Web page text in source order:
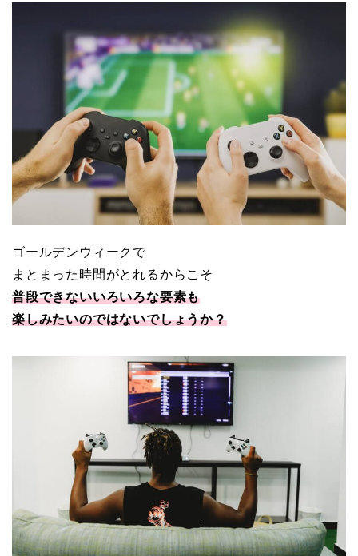
ゴールデンウィークで
まとまった時間がとれるからこそ
普段できないいろいろな要素も
楽しみたいのではないでしょうか？